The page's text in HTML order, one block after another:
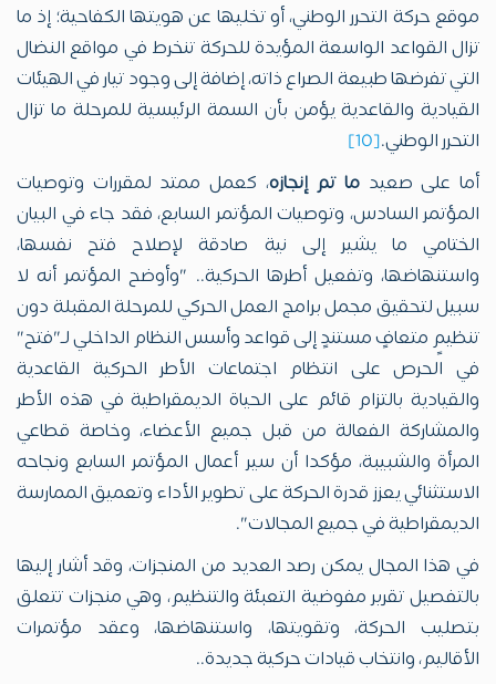
موقع حركة التحرر الوطني، أو تخليها عن هويتها الكفاحية؛ إذ ما
تزال القواعد الواسعة المؤيدة للحركة تنخرط في مواقع النضال
التي تفرضها طبيعة الصراع ذاته، إضافة إلى وجود تيار في الهيئات
القيادية والقاعدية يؤمن بأن السمة الرئيسية للمرحلة ما تزال
التحرر الوطني.[10]
أما على صعيد ما تم إنجازه، كعمل ممتد لمقررات وتوصيات
المؤتمر السادس، وتوصيات المؤتمر السابع، فقد جاء في البيان
الختامي ما يشير إلى نية صادقة لإصلاح فتح نفسها،
واستنهاضها، وتفعيل أطرها الحركية.. "وأوضح المؤتمر أنه لا
سبيل لتحقيق مجمل برامج العمل الحركي للمرحلة المقبلة دون
تنظيمٍ متعافٍ مستندٍ إلى قواعد وأسس النظام الداخلي لـ"فتح"
في الحرص على انتظام اجتماعات الأطر الحركية القاعدية
والقيادية بالتزام قائم على الحياة الديمقراطية في هذه الأطر
والمشاركة الفعالة من قبل جميع الأعضاء، وخاصة قطاعي
المرأة والشبيبة، مؤكدا أن سير أعمال المؤتمر السابع ونجاحه
الاستثنائي يعزز قدرة الحركة على تطوير الأداء وتعميق الممارسة
الديمقراطية في جميع المجالات".
في هذا المجال يمكن رصد العديد من المنجزات، وقد أشار إليها
بالتفصيل تقرير مفوضية التعبئة والتنظيم، وهي منجزات تتعلق
بتصليب الحركة، وتقويتها، واستنهاضها، وعقد مؤتمرات
الأقاليم، وانتخاب قيادات حركية جديدة..